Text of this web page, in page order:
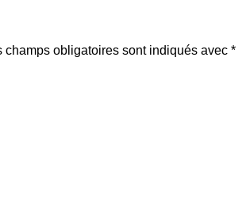
champs obligatoires sont indiqués avec *